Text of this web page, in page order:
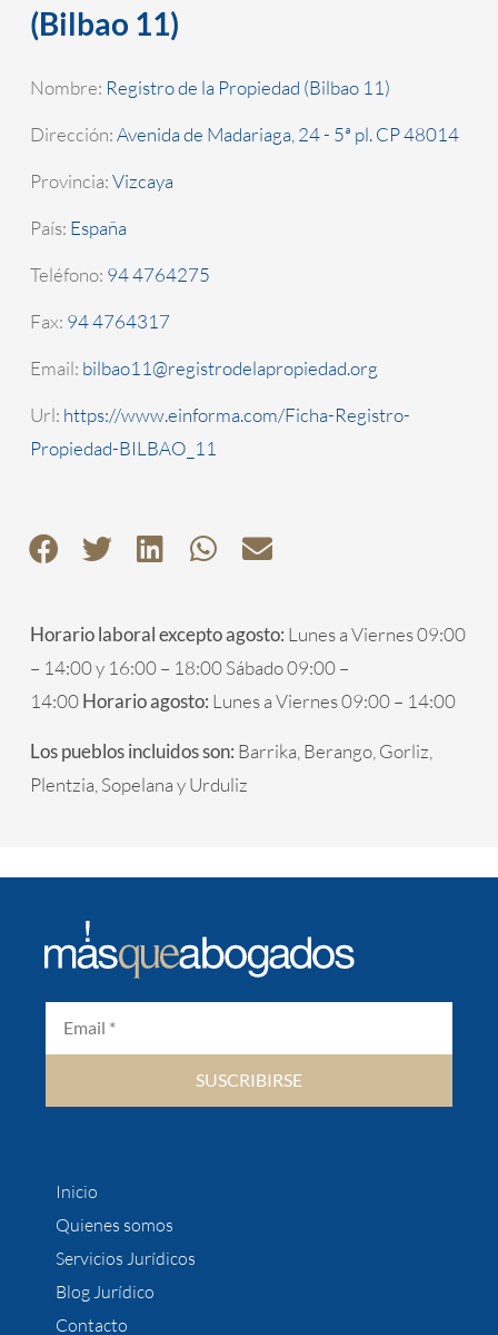
(Bilbao 11)
Nombre: Registro de la Propiedad (Bilbao 11)
Dirección:Avenida de Madariaga, 24 - 5ª pl. CP 48014
Provincia:Vizcaya
País: España
Teléfono: 94 4764275
Fax: 94 4764317
Email: bilbao11@registrodelapropiedad.org
Url: https://www.einforma.com/Ficha-Registro-
Propiedad-BILBAO_11
Horario laboral excepto agosto: Lunes a Viernes 09:00
– 14:00 y 16:00 – 18:00 Sábado 09:00 –
14:00Horario agosto: Lunes a Viernes 09:00 – 14:00
Los pueblos incluidos son: Barrika, Berango, Gorliz,
Plentzia, Sopelana y Urduliz
SUSCRIBIRSE
Inicio
Quienes somos
Servicios Jurídicos
Blog Jurídico
Contacto